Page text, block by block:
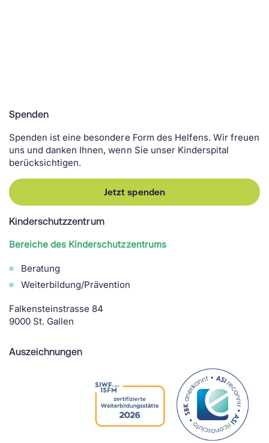
Spenden
Spenden ist eine besondere Form des Helfens. Wir freuen
uns und danken Ihnen, wenn Sie unser Kinderspital
berücksichtigen.
Jetzt spenden
Kinderschutzzentrum
Bereiche des Kinderschutzzentrums
Beratung
Weiterbildung/Prävention
Falkensteinstrasse 84
9000 St. Gallen
Auszeichnungen